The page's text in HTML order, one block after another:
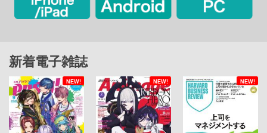
新着電子雑誌
NEW! NEW! NEW!